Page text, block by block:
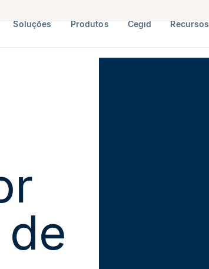
Soluções Produtos Cegid Recursos